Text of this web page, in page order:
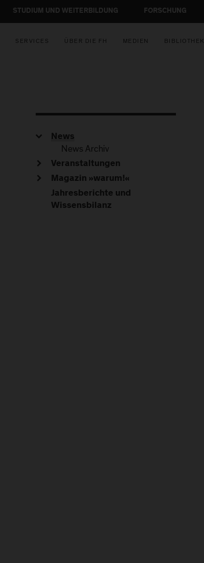
STUDIUM UND WEITERBILDUNG FORSCHUNG
SERVICES ÜBER DIE FH MEDIEN BIBLIOTHEK
News
News Archiv
Veranstaltungen
Magazin »warum!«
Jahresberichte und
Wissensbilanz